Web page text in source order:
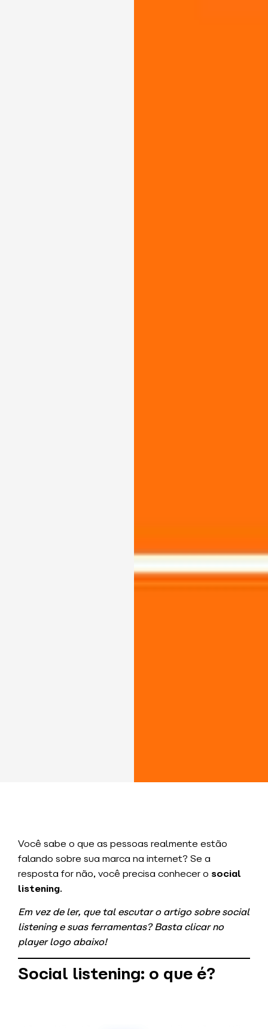
Você sabe o que as pessoas realmente estão
falando sobre sua marca na internet? Se a
resposta for não, você precisa conhecer o social
listening.
Em vez de ler, que tal escutar o artigo sobre social
listening e suas ferramentas? Basta clicar no
player logo abaixo!
Social listening: o que é?